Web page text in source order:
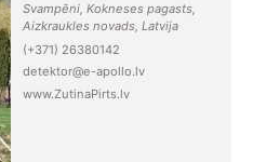
Svampēni, Kokneses pagasts,
Aizkraukles novads, Latvija
(+371) 26380142
detektor@e-apollo.lv
www.ZutinaPirts.lv